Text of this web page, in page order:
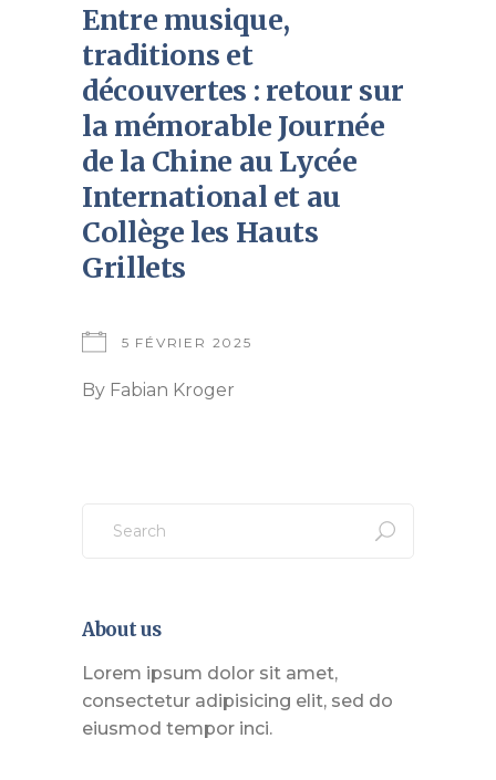
Entre musique,
traditions et
découvertes : retour sur
la mémorable Journée
de la Chine au Lycée
International et au
Collège les Hauts
Grillets
5 FÉVRIER 2025
By Fabian Kroger
for:
About us
Lorem ipsum dolor sit amet,
consectetur adipisicing elit, sed do
eiusmod tempor inci.